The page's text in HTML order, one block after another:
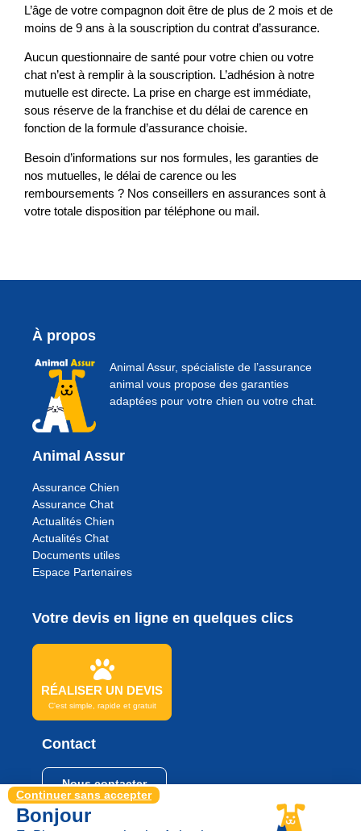
L’âge de votre compagnon doit être de plus de 2 mois et de
moins de 9 ans à la souscription du contrat d’assurance.
Aucun questionnaire de santé pour votre chien ou votre
chat n’est à remplir à la souscription. L’adhésion à notre
mutuelle est directe. La prise en charge est immédiate,
sous réserve de la franchise et du délai de carence en
fonction de la formule d’assurance choisie.
Besoin d’informations sur nos formules, les garanties de
nos mutuelles, le délai de carence ou les
remboursements ? Nos conseillers en assurances sont à
votre totale disposition par téléphone ou mail.
À propos
Animal Assur, spécialiste de l’assurance
animal vous propose des garanties
adaptées pour votre chien ou votre chat.
Animal Assur
Assurance Chien
Assurance Chat
Actualités Chien
Actualités Chat
Documents utiles
Espace Partenaires
Votre devis en ligne en quelques clics
RÉALISER UN DEVIS
C'est simple, rapide et gratuit
Contact
Nous contacter
Continuer sans accepter
Bonjour